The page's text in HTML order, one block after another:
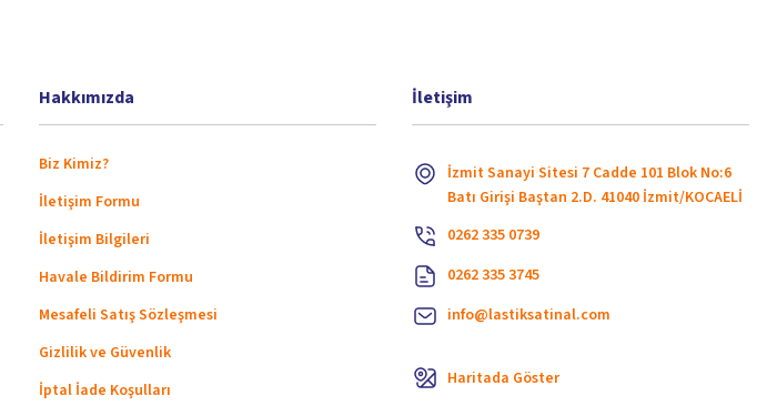
Hakkımızda
Biz Kimiz?
İletişim Formu
İletişim Bilgileri
Havale Bildirim Formu
Mesafeli Satış Sözleşmesi
Gizlilik ve Güvenlik
İptal İade Koşulları
İletişim
İzmit Sanayi Sitesi 7 Cadde 101 Blok No:6
Batı Girişi Baştan 2.D. 41040 İzmit/KOCAELİ
0262 335 0739
0262 335 3745
info@lastiksatinal.com
Haritada Göster